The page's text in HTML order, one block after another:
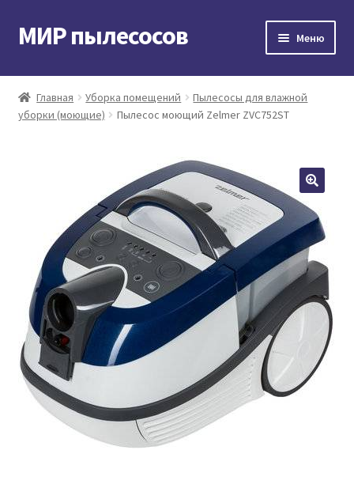
Перейти
к
Перейти
к
МИР пылесосов Меню
Главная
Мой аккаунт
Корзина
Главная Уборка помещений
Пылесосы для влажной
уборки (моющие)
Пылесос моющий Zelmer ZVC752ST